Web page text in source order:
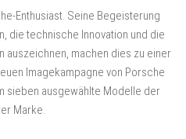
Enthusiast. Seine Begeisterung
die technische Innovation und die
auszeichnen, machen dies zu einer
Imagekampagne von Porsche
sieben ausgewählte Modelle der
Marke.